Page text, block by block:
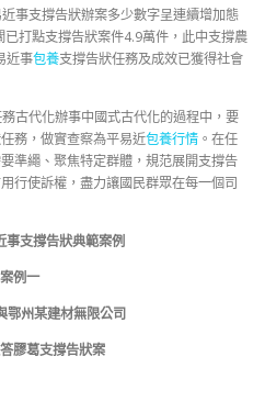
事支撐告狀辦案多少數字呈連續增加態
打點支撐告狀案件4.9萬件，此中支撐農
近事包養支撐告狀任務及成效已獲得社會
古代化辦事中國式古代化的過程中，要
務，做實查察為平易近包養行情 。在任
準繩、聚焦特定群體，規范展開支撐告
行使訴權，盡力讓國民群眾在每一個司
事支撐告狀典範案例
案例一
鄂州某建材無限公司
膠葛支撐告狀案